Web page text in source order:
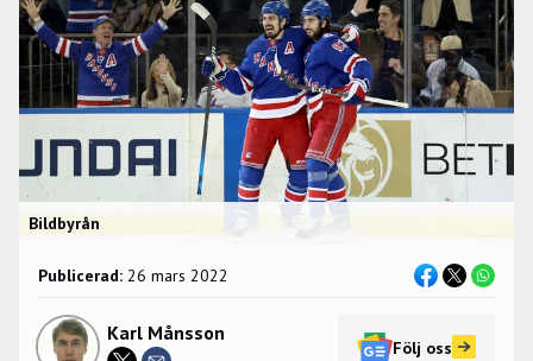
Bildbyrån
Publicerad: 26 mars 2022
Karl Månsson
Följ oss